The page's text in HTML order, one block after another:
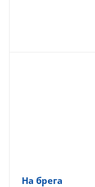
На брега